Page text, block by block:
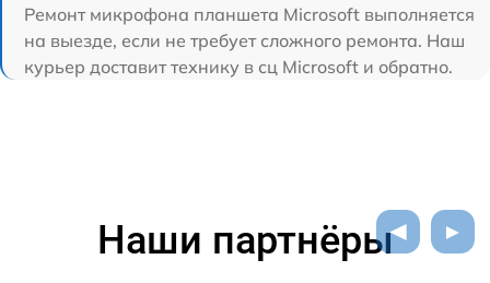
Ремонт микрофона планшета Microsoft выполняется
на выезде, если не требует сложного ремонта. Наш
курьер доставит технику в сц Microsoft и обратно.
Наши партнёры